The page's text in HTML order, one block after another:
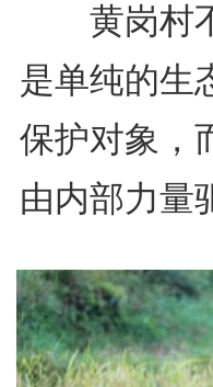
黄岗村不
是单纯的生
保护对象，
由内部力量